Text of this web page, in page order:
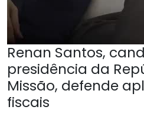
Renan Santos,
presidência da
Missão, defende
fiscais